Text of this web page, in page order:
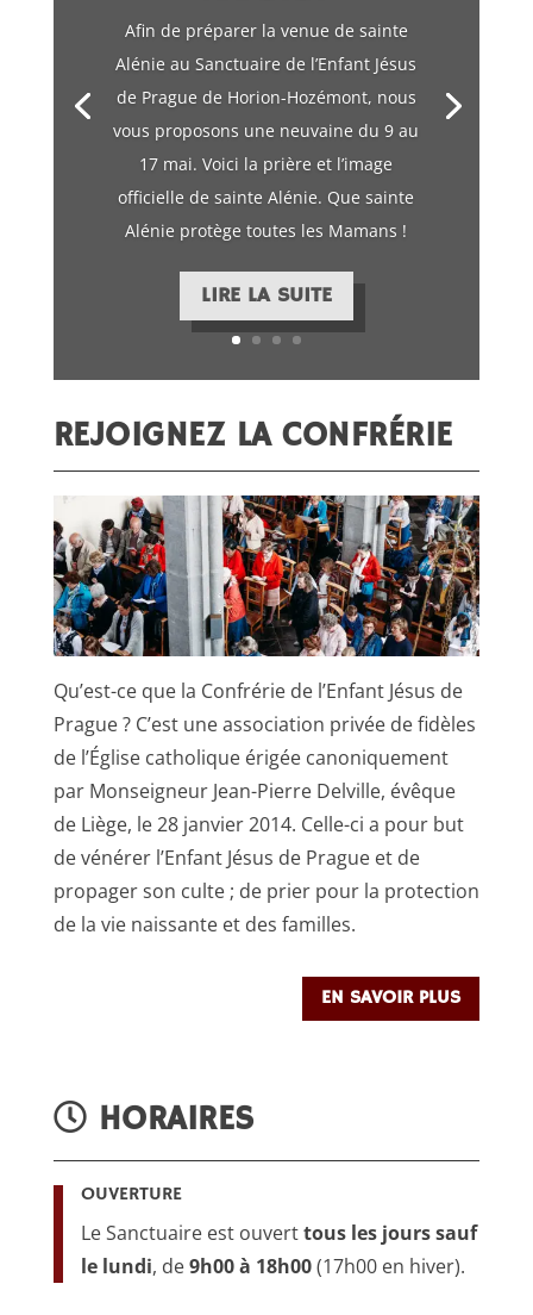
Afin de préparer la venue de sainte
Alénie au Sanctuaire de l’Enfant Jésus
de Prague de Horion-Hozémont, nous
vous proposons une neuvaine du 9 au
17 mai. Voici la prière et l’image
officielle de sainte Alénie. Que sainte
Alénie protège toutes les Mamans !
LIRE LA SUITE
Cette année, le pèlerinage de 15h sera
présidé par Mgr Jean-Pierre Delville,
évêque de Liège. Il installera
solennellement la châsse de sainte
Alénie au Sanctuaire.
REJOIGNEZ LA CONFRÉRIE
Qu’est-ce que la Confrérie de l’Enfant Jésus de
Prague ? C’est une association privée de fidèles
de l’Église catholique érigée canoniquement
par Monseigneur Jean-Pierre Delville, évêque
de Liège, le 28 janvier 2014. Celle-ci a pour but
de vénérer l’Enfant Jésus de Prague et de
propager son culte ; de prier pour la protection
de la vie naissante et des familles.
EN SAVOIR PLUS
HORAIRES
OUVERTURE
Le Sanctuaire est ouverttous les jours sauf
le lundi, de9h00 à 18h00(17h00 en hiver).